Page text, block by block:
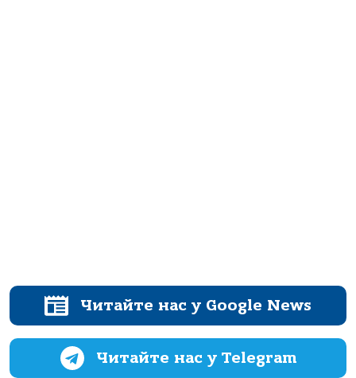
Читайте нас у Google News
Читайте нас у Telegram